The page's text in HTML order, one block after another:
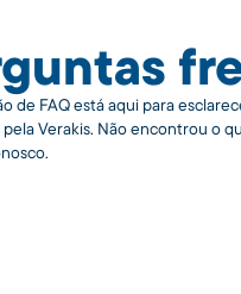
de FAQ está aqui para
Verakis. Não encontrou o